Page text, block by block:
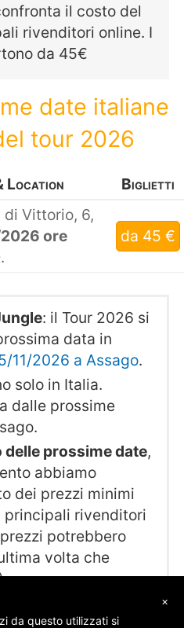
il costo del
rivenditori online. I
da 45€
date italiane
tour 2026
Location Biglietti
di Vittorio, 6,
2026 ore
.
da 45 €
: il Tour 2026 si
data in
11/2026 a Assago.
solo in Italia.
dalle prossime
delle prossime date,
abbiamo
dei prezzi minimi
rivenditori
potrebbero
volta che
×
da questo utilizzati si